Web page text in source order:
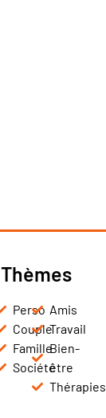
Thèmes
Perso
Couple
Famille
Société
Amis
Travail
Bien-
être
Thérapies